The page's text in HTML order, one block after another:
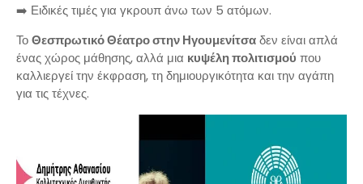
➡️ Ειδικές τιμές για γκρουπ άνω των 5 ατόμων.
ΤοΘεσπρωτικό Θέατρο στην Ηγουμενίτσαδεν είναι απλά
ένας χώρος μάθησης, αλλά μια κυψέλη πολιτισμού που
καλλιεργεί την έκφραση, τη δημιουργικότητα και την αγάπη
για τις τέχνες.